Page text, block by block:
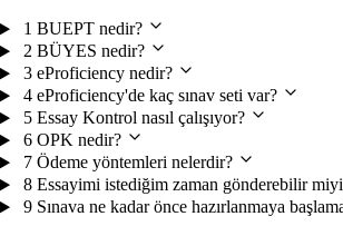
1 BUEPT nedir?
2 BÜYES nedir?
3 eProficiency nedir?
4 eProficiency'de kaç sınav seti var?
5 Essay Kontrol nasıl çalışıyor?
6 OPK nedir?
7 Ödeme yöntemleri nelerdir?
8 Essayimi istediğim zaman gönderebilir
9 Sınava ne kadar önce hazırlanmaya